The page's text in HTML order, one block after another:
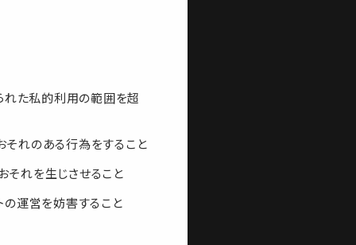
れた私的利用の範囲を超
それのある行為をすること
それを生じさせること
の運営を妨害すること